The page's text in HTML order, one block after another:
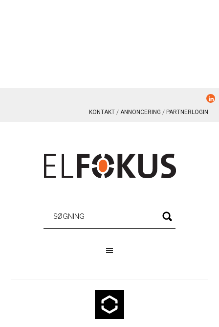
KONTAKT ANNONCERING PARTNERLOGIN